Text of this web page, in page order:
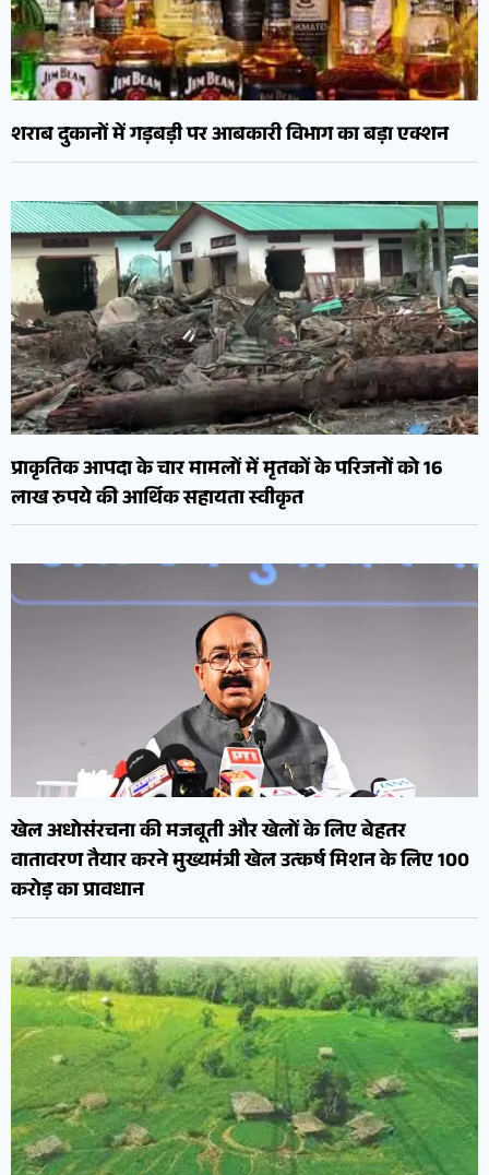
शराब दुकानों में गड़बड़ी पर आबकारी विभाग का बड़ा एक्शन
प्राकृतिक आपदा के चार मामलों में मृतकों के परिजनों को 16
लाख रुपये की आर्थिक सहायता स्वीकृत
खेल अधोसंरचना की मजबूती और खेलों के लिए बेहतर
वातावरण तैयार करने मुख्यमंत्री खेल उत्कर्ष मिशन के लिए 100
करोड़ का प्रावधान